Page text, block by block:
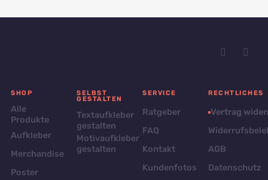
SHOP
Alle
Produkte
Aufkleber
Merchandise
Poster
SELBST
GESTALTEN
Textaufkleber
gestalten
Motivaufkleber
gestalten
SERVICE
Ratgeber
FAQ
Kontakt
Kundenfotos
RECHTLICHES
Vertrag
AGB
Datenschutz